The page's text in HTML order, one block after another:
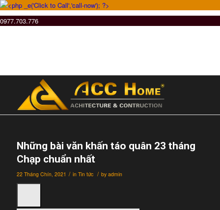
0977.703.776
Những bài văn khấn táo quân 23 tháng
Chạp chuẩn nhất
22 Tháng Chín, 2021 / in Tin tức / by admin